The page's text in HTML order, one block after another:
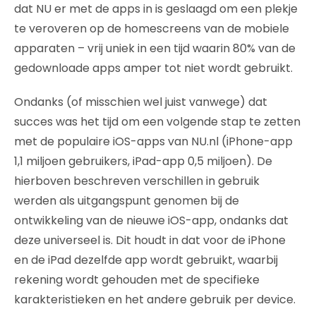
dat NU er met de apps in is geslaagd om een plekje
te veroveren op de homescreens van de mobiele
apparaten – vrij uniek in een tijd waarin 80% van de
gedownloade apps amper tot niet wordt gebruikt.
Ondanks (of misschien wel juist vanwege) dat
succes was het tijd om een volgende stap te zetten
met de populaire iOS-apps van NU.nl (iPhone-app
1,1 miljoen gebruikers, iPad-app 0,5 miljoen). De
hierboven beschreven verschillen in gebruik
werden als uitgangspunt genomen bij de
ontwikkeling van de nieuwe iOS-app, ondanks dat
deze universeel is. Dit houdt in dat voor de iPhone
en de iPad dezelfde app wordt gebruikt, waarbij
rekening wordt gehouden met de specifieke
karakteristieken en het andere gebruik per device.